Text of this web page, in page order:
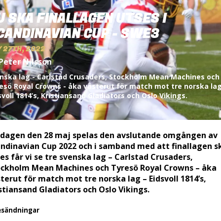
SKA FINALLAGEN UTSES I
CUP - SWE3
27TH, 2022
Nilsson
lag - Carlstad Crusaders, Stockholm Mean Machines och
Royal Crowns - åka västerut för match mot tre norska
1814’s, Kristiansand Gladiators och Oslo Vikings.
den 28 maj spelas den avslutande omgången av
Cup 2022 och i samband med att finallagen
får vi se tre svenska lag – Carlstad Crusaders,
Mean Machines och Tyresö Royal Crowns – åka
för match mot tre norska lag – Eidsvoll 1814’s,
Gladiators och Oslo Vikings.